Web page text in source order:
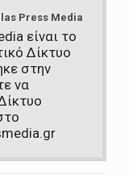
Press Media
είναι το
Δίκτυο
στην
να